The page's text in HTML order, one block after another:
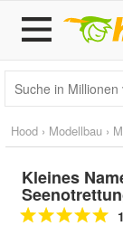
Hood › Modellbau ›
Kleines
1